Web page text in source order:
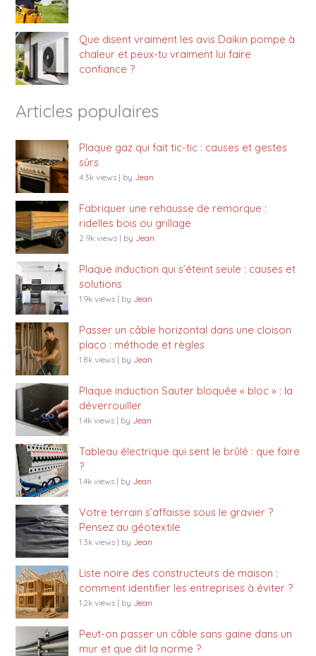
Que disent vraiment les avis Daikin pompe à
chaleur et peux-tu vraiment lui faire
confiance ?
Articles populaires
Plaque gaz qui fait tic-tic : causes et gestes
sûrs
4.3k views | by Jean
Fabriquer une rehausse de remorque :
ridelles bois ou grillage
2.9k views | by Jean
Plaque induction qui s’éteint seule : causes et
solutions
1.9k views | by Jean
Passer un câble horizontal dans une cloison
placo : méthode et règles
1.8k views | by Jean
Plaque induction Sauter bloquée « bloc » : la
déverrouiller
1.4k views | by Jean
Tableau électrique qui sent le brûlé : que faire
?
1.4k views | by Jean
Votre terrain s’affaisse sous le gravier ?
Pensez au géotextile
1.3k views | by Jean
Liste noire des constructeurs de maison :
comment identifier les entreprises à éviter ?
1.2k views | by Jean
Peut-on passer un câble sans gaine dans un
mur et que dit la norme ?